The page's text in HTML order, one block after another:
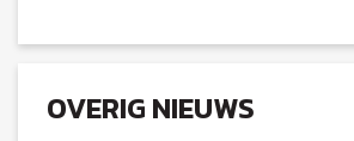
OVERIG NIEUWS